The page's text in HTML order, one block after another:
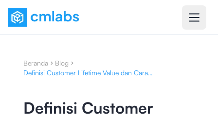
Beranda
Blog
Definisi Customer Lifetime Value dan Cara
Definisi Customer